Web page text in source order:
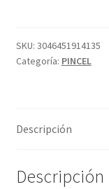
SKU: 3046451914135
Categoría: PINCEL
Descripción
Descripción